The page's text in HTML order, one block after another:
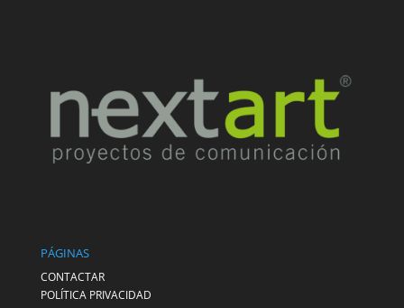
PÁGINAS
CONTACTAR
POLÍTICA PRIVACIDAD